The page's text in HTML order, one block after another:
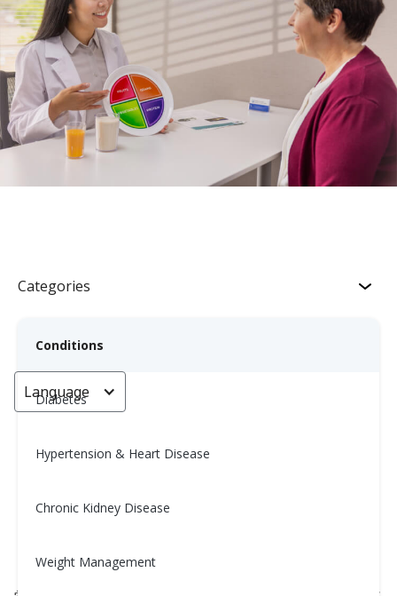
Categories
Conditions
Diabetes
Hypertension & Heart Disease
Chronic Kidney Disease
Weight Management
Language
告別高血脂症：應該吃的食物和應
該避免的食物
March 10, 2024